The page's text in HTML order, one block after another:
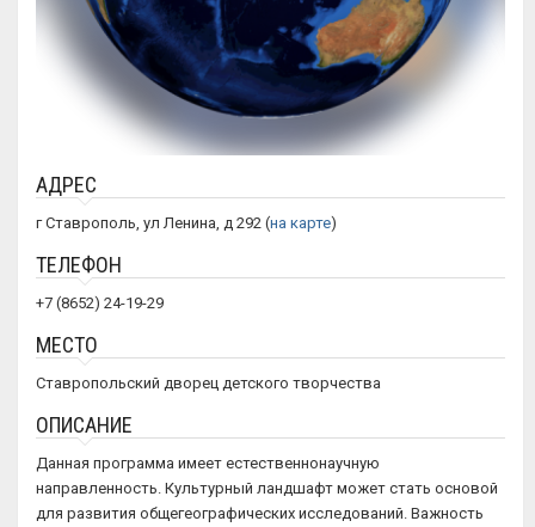
АДРЕС
г Ставрополь, ул Ленина, д 292 (на карте)
ТЕЛЕФОН
+7 (8652) 24-19-29
МЕСТО
Ставропольский дворец детского творчества
ОПИСАНИЕ
Данная программа имеет естественнонаучную
направленность. Культурный ландшафт может стать основой
для развития общегеографических исследований. Важность